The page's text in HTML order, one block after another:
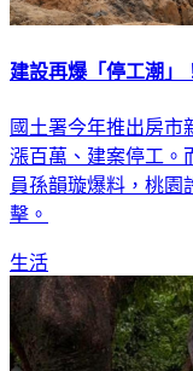
建設再爆「停工潮
國土署今年推出房市
漲百萬、建案停工。
員孫韻璇爆料，桃園
擊。
生活